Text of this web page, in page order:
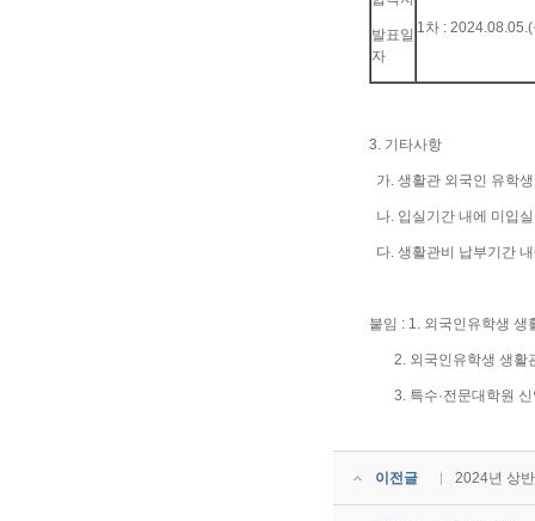
발표일
자
1차 :
3. 기타사항
가. 생활관 외국인 유학
나. 입실기간 내에 미입
다. 생활관비 납부기간
붙임 : 1. 외국인유학생
2. 외국인유학생 생활
3. 특수·전문대학원 신
이전글 2024년 상